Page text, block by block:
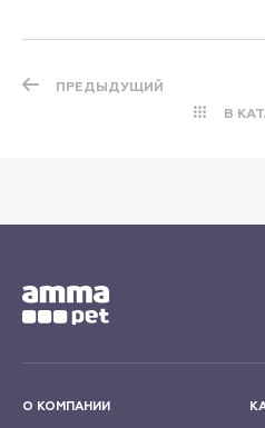
ПРЕДЫДУЩИЙ
В
О КОМПАНИИ